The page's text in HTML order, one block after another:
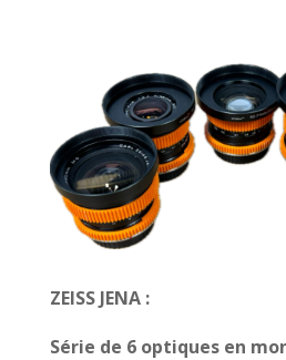
ZEISS JENA :
Série de 6 optiques en